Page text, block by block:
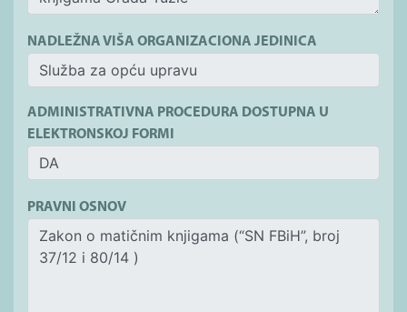
NADLEŽNA VIŠA ORGANIZACIONA JEDINICA
ADMINISTRATIVNA PROCEDURA DOSTUPNA U
ELEKTRONSKOJ FORMI
PRAVNI OSNOV